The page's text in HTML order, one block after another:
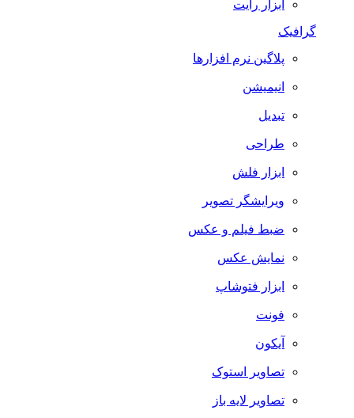
ابزار رایت
گرافیک
پلاگین نرم افزارها
انیمیشن
تبدیل
طراحی
ابزار فلش
ویرایشگر تصویر
ضبط فيلم و عكس
نمایش عکس
ابزار فتوشاپ
فونت
آیکون
تصاویر استوک
تصاویر لایه باز